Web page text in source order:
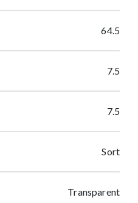
64.5
7.5
7.5
Sort
Transparent